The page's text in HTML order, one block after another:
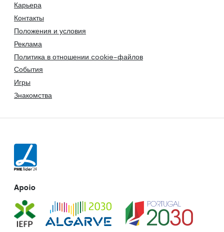
Карьера
Контакты
Положения и условия
Реклама
Политика в отношении cookie-файлов
События
Игры
Знакомства
Apoio